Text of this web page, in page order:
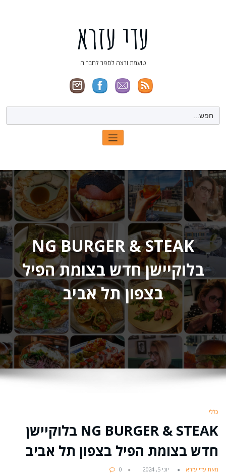
עדי עזרא
טועמת ורצה לספר לחבר'ה
Search
for:
NG BURGER & STEAK
בלוקיישן חדש בצומת הפיל
בצפון תל אביב
כללי
NG BURGER & STEAK בלוקיישן
חדש בצומת הפיל בצפון תל אביב
מאת עדי עזרא יוני 5, 2024 0